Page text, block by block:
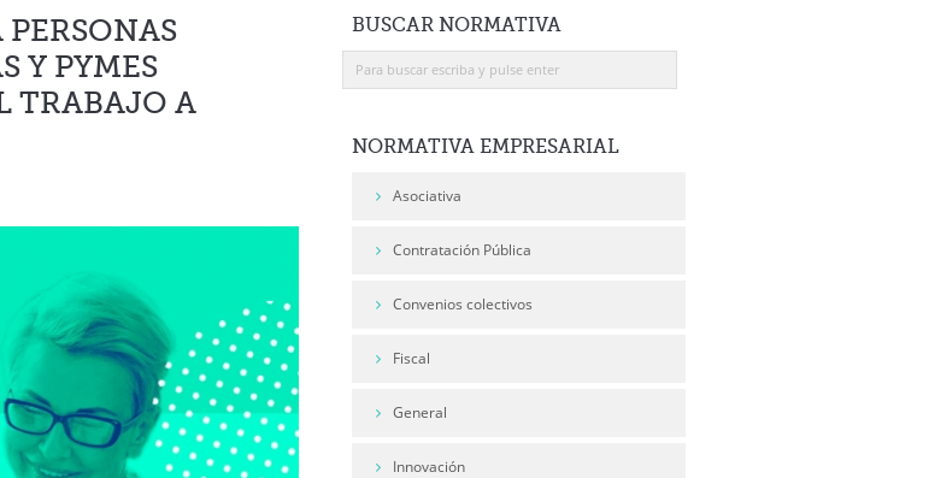
Y PYMES
TRABAJO A
BUSCAR NORMATIVA
NORMATIVA EMPRESARIAL
Asociativa
Contratación Pública
Convenios colectivos
Fiscal
General
Innovación